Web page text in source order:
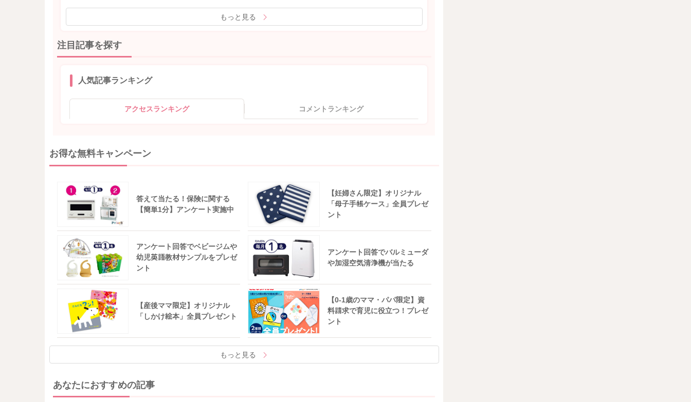
もっと見る
注目記事を探す
人気記事ランキング
アクセスランキング コメントランキング
お得な無料キャンペーン
答えて当たる！保険に関する
【簡単1分】アンケート実施中
【妊婦さん限定】オリジナル
「母子手帳ケース」全員プレゼ
ント
アンケート回答でベビージムや
幼児英語教材サンプルをプレゼ
ント
アンケート回答でバルミューダ
や加湿空気清浄機が当たる
【産後ママ限定】オリジナル
「しかけ絵本」全員プレゼント
【0-1歳のママ・パパ限定】資
料請求で育児に役立つ！プレゼ
ント
もっと見る
あなたにおすすめの記事